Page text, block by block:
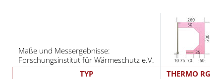
Maße und Messergebnisse:
Forschungsinstitut für Wärmeschutz e.V.
TYP
THERMO RG